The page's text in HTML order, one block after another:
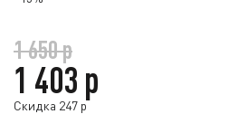
1 650 р
1 403 р
Скидка 247 р